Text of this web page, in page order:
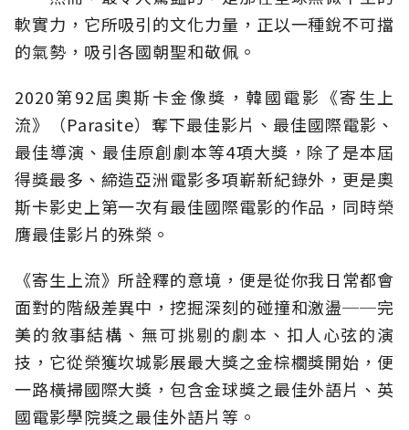
軟實力，它所吸引的文化力量，正以一種銳不可擋
的氣勢，吸引各國朝聖和敬佩。
2020第92屆奧斯卡金像獎，韓國電影《寄生上
流》（Parasite）奪下最佳影片、最佳國際電影、
最佳導演、最佳原創劇本等4項大獎，除了是本屆
得獎最多、締造亞洲電影多項嶄新紀錄外，更是奧
斯卡影史上第一次有最佳國際電影的作品，同時榮
膺最佳影片的殊榮。
《寄生上流》所詮釋的意境，便是從你我日常都會
面對的階級差異中，挖掘深刻的碰撞和激盪──完
美的敘事結構、無可挑剔的劇本、扣人心弦的演
技，它從榮獲坎城影展最大獎之金棕櫚獎開始，便
一路橫掃國際大獎，包含金球獎之最佳外語片、英
國電影學院獎之最佳外語片等。